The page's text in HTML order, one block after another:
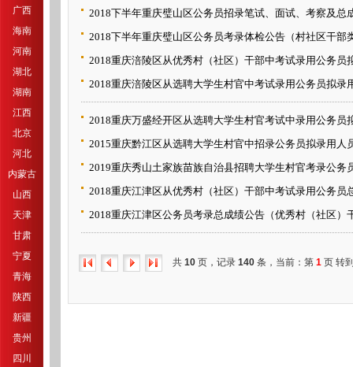
广西
海南
河南
湖北
湖南
江西
北京
河北
内蒙古
山西
天津
甘肃
宁夏
青海
陕西
新疆
贵州
四川
2018下半年重庆璧山区公务员招录笔试、面试、考察及总
2018下半年重庆璧山区公务员考录体检公告（村社区干部
2018重庆涪陵区从优秀村（社区）干部中考试录用公务员
2018重庆涪陵区从选聘大学生村官中考试录用公务员拟录
2018重庆万盛经开区从选聘大学生村官考试中录用公务员
2015重庆黔江区从选聘大学生村官中招录公务员拟录用人
2019重庆秀山土家族苗族自治县招聘大学生村官考录公务
2018重庆江津区从优秀村（社区）干部中考试录用公务员
2018重庆江津区公务员考录总成绩公告（优秀村（社区）
共 10 页，记录 140 条，当前：第 1 页 转